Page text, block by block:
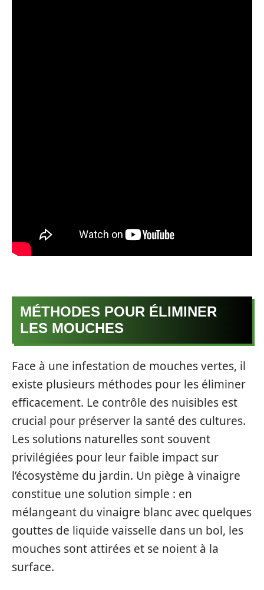
MÉTHODES POUR ÉLIMINER
LES MOUCHES
Face à une infestation de mouches vertes, il
existe plusieurs méthodes pour les éliminer
efficacement. Le contrôle des nuisibles est
crucial pour préserver la santé des cultures.
Les solutions naturelles sont souvent
privilégiées pour leur faible impact sur
l’écosystème du jardin. Un piège à vinaigre
constitue une solution simple : en
mélangeant du vinaigre blanc avec quelques
gouttes de liquide vaisselle dans un bol, les
mouches sont attirées et se noient à la
surface.